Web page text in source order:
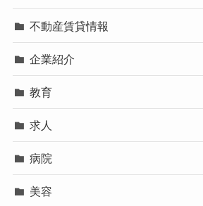
不動産賃貸情報
企業紹介
教育
求人
病院
美容